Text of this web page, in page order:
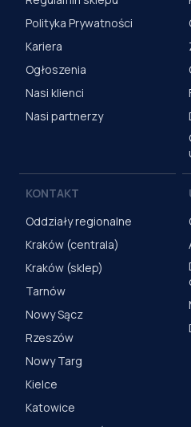
Polityka Prywatności
Kariera
Ogłoszenia
Nasi klienci
Nasi partnerzy
KONTAKT
Oddziały regionalne
Kraków (centrala)
Kraków (sklep)
Tarnów
Nowy Sącz
Rzeszów
Nowy Targ
Kielce
Katowice